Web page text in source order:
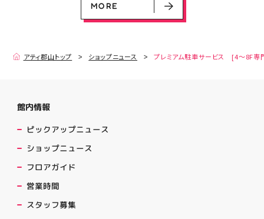
MORE
アティ郡山トップ ショップニュース プレミアム駐車サービス [4～8F専
館内情報
ピックアップニュース
ショップニュース
フロアガイド
営業時間
スタッフ募集